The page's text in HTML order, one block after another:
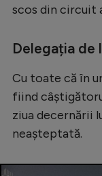
scos din circuit
Delegația de
Cu toate că în
fiind
ziua decernării
neașteptată.